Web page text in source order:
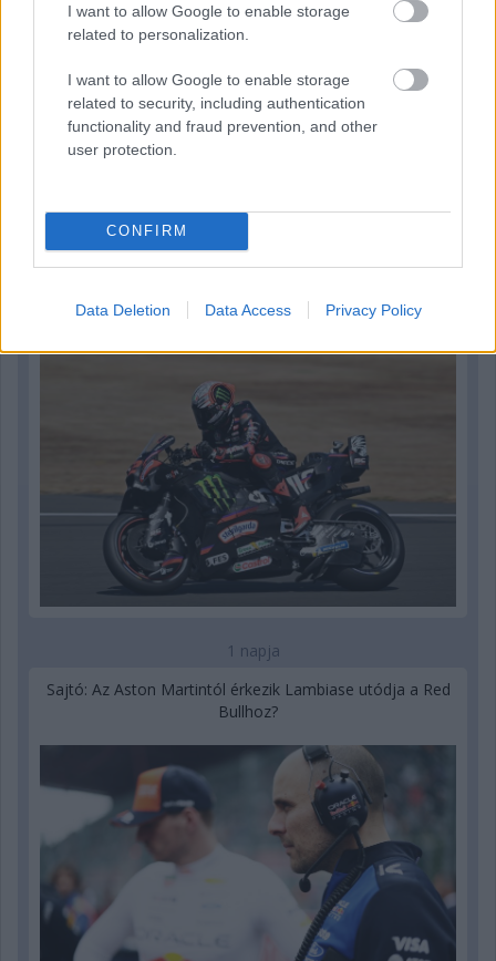
I want to allow Google to enable storage
related to personalization.
I want to allow Google to enable storage
related to security, including authentication
functionality and fraud prevention, and other
user protection.
CONFIRM
Data Deletion Data Access Privacy Policy
1 napja
körrekordon
1 napja
Sajtó: Az Aston Martintól érkezik Lambiase utódja a Red
Bullhoz?